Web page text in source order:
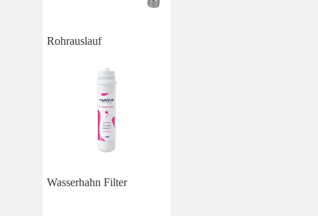
Rohrauslauf
Wasserhahn Filter